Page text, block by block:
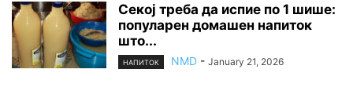
Секој треба да испие по 1 шише:
популарен домашен напиток
што...
НАПИТОК NMD - January 21, 2026